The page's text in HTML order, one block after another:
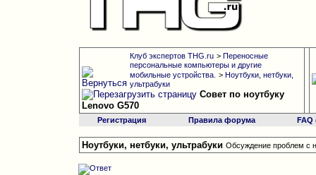
Клуб экспертов THG.ru > Переносные
персональные компьютеры и другие
мобильные устройства. > Ноутбуки, нетбуки,
ультрабуки
Совет по ноутбуку
Lenovo G570
Регистрация Правила форума
Ноутбуки, нетбуки, ультрабуки Обсуждение проблем с